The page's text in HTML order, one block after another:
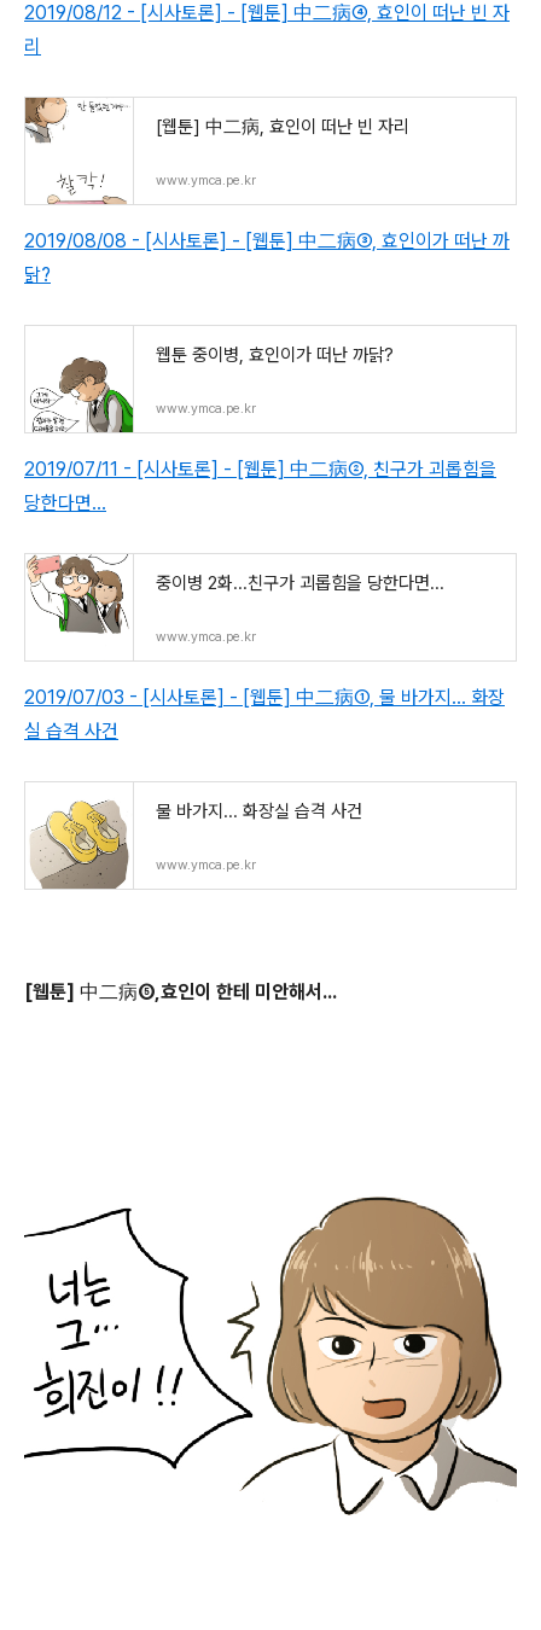
2019/08/12 - [시사토론] - [웹툰] 中二病④, 효인이 떠난 빈 자
리
[웹툰] 中二病, 효인이 떠난 빈 자리
www.ymca.pe.kr
2019/08/08 - [시사토론] - [웹툰] 中二病③, 효인이가 떠난 까
닭?
웹툰 중이병, 효인이가 떠난 까닭?
www.ymca.pe.kr
2019/07/11 - [시사토론] - [웹툰] 中二病②, 친구가 괴롭힘을
당한다면...
중이병 2화...친구가 괴롭힘을 당한다면...
www.ymca.pe.kr
2019/07/03 - [시사토론] - [웹툰] 中二病①, 물 바가지... 화장
실 습격 사건
물 바가지... 화장실 습격 사건
www.ymca.pe.kr
[웹툰] 中二病⑤,효인이 한테 미안해서...